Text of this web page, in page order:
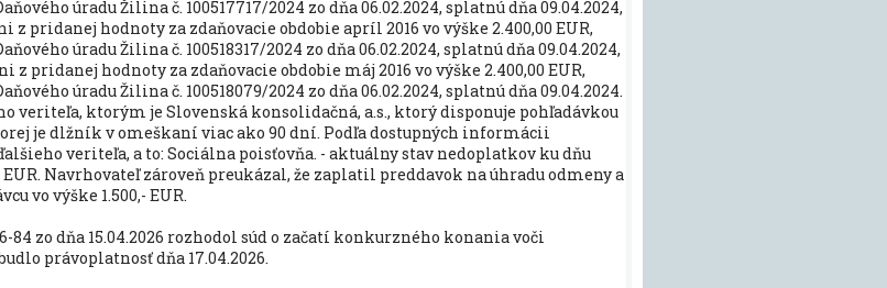
úradu Žilina č. 100517717/2024 zo dňa 06.02.2024, splatnú dňa 09.04.2024,
z pridanej hodnoty za zdaňovacie obdobie apríl 2016 vo výške 2.400,00 EUR,
úradu Žilina č. 100518317/2024 zo dňa 06.02.2024, splatnú dňa 09.04.2024,
z pridanej hodnoty za zdaňovacie obdobie máj 2016 vo výške 2.400,00 EUR,
úradu Žilina č. 100518079/2024 zo dňa 06.02.2024, splatnú dňa 09.04.2024.
veriteľa, ktorým je Slovenská konsolidačná, a.s., ktorý disponuje pohľadávkou
je dlžník v omeškaní viac ako 90 dní. Podľa dostupných informácii
veriteľa, a to: Sociálna poisťovňa. - aktuálny stav nedoplatkov ku dňu
EUR. Navrhovateľ zároveň preukázal, že zaplatil preddavok na úhradu odmeny a
vo výške 1.500,- EUR.
84 zo dňa 15.04.2026 rozhodol súd o začatí konkurzného konania voči
právoplatnosť dňa 17.04.2026.